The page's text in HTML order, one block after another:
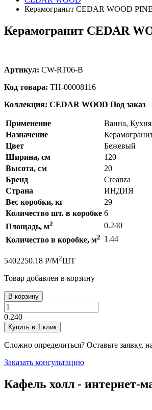
Керамогранит CEDAR WOOD PINE
Керамогранит CEDAR
Артикул: CW-RT06-B
Код товара: ТН-00008116
Коллекция: CEDAR WOOD Под заказ
Применение
Ванна,
Назначение
Цвет
Бежевый
Ширина, см
120
Высота, см
20
Бренд
Creanza
Страна
ИНДИЯ
Вес коробки, кг
29
Количество шт. в коробке 6
Площадь, м2
0.240
Количество в коробке, м2 1.44
5402250.18 Р/М2ШТ
Товар добавлен в корзину
В корзину
0.240
Купить в 1 клик
Сложно определиться? Оставьте заявку,
Заказать консультацию
Кафель холл - интернет-